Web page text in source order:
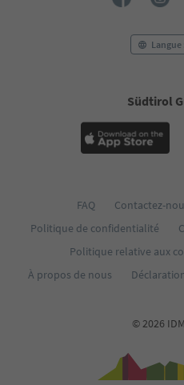
Langue
Südtirol
FAQ Contactez-
Politique de confidentialité
Politique relative aux
À propos de nous
© 2026